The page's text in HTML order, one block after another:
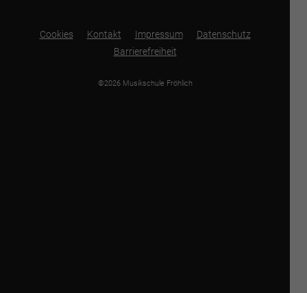
Cookies Kontakt Impressum
Datenschutz
Barrierefreiheit
©2026 Musikschule Fröhlich